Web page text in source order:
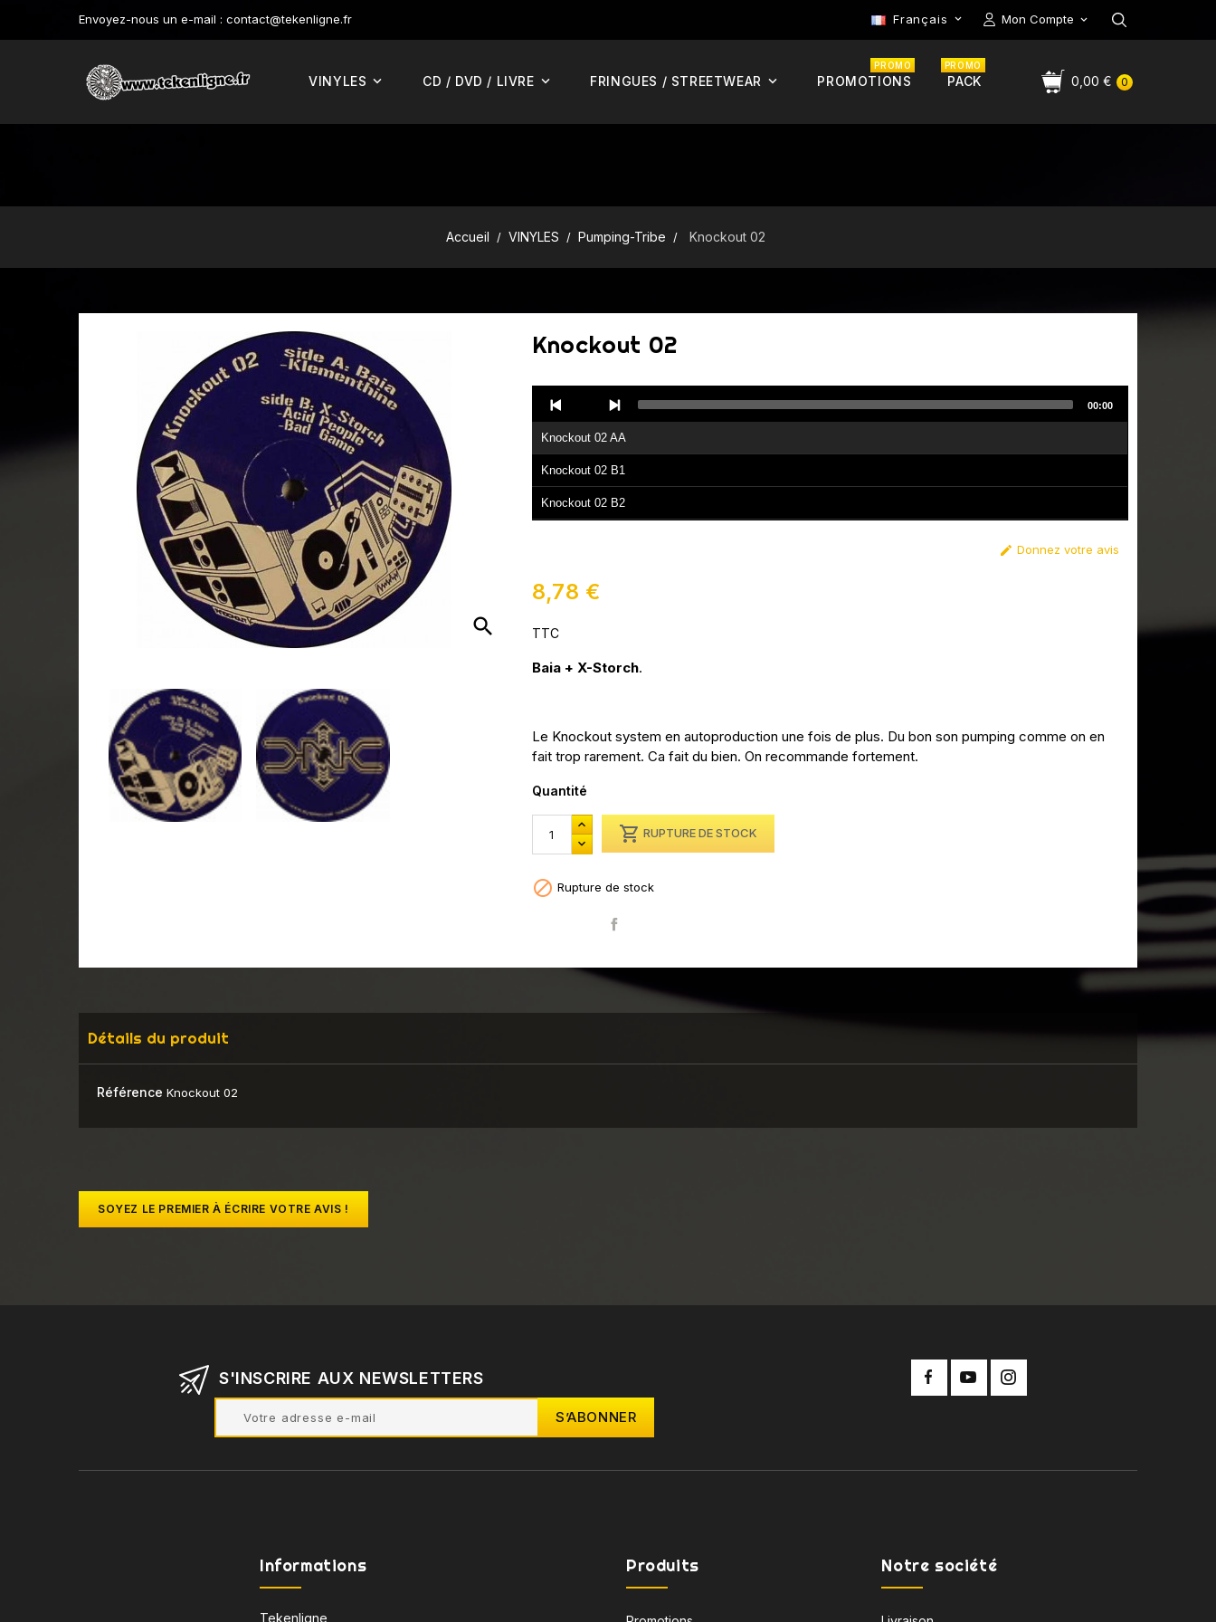
Envoyez-nous un e-mail : contact@tekenligne.fr Mon Compte
Français 
0
0,00 €
VINYLES CD / DVD / LIVRE FRINGUES / STREETWEAR PROMOTIONS
PROMO
PACK
PROMO
Accueil VINYLES Pumping-Tribe Knockout 02
search
Knockout 02
Player
Knockout 02 AA
Knockout 02 B1
Knockout 02 B2
00:00
 Donnez votre avis
8,78 €
TTC
Baia + X-Storch.
Le Knockout system en autoproduction une fois de plus. Du bon son pumping comme on en
fait trop rarement. Ca fait du bien. On recommande fortement.
Quantité
 RUPTURE DE STOCK
 Rupture de stock
Détails du produit
Référence Knockout 02
SOYEZ LE PREMIER À ÉCRIRE VOTRE AVIS !
S'INSCRIRE AUX NEWSLETTERS
Informations
Tekenligne
Produits Notre société